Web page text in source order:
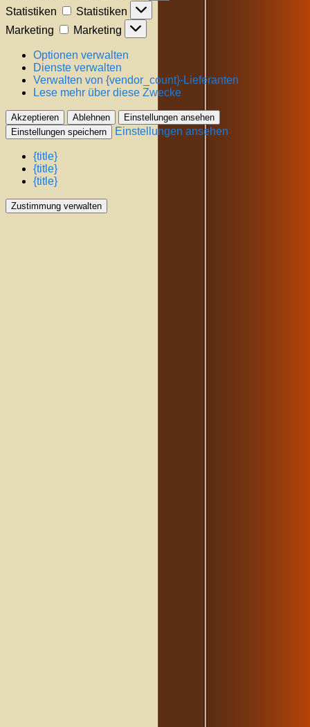
Statistiken
Statistiken
Marketing
Marketing
Optionen verwalten
Dienste verwalten
Verwalten von {vendor_count}-Lieferanten
Lese mehr über diese Zwecke
Akzeptieren Ablehnen
Einstellungen ansehen
Einstellungen speichern
Einstellungen ansehen
{title}
{title}
{title}
Zustimmung verwalten